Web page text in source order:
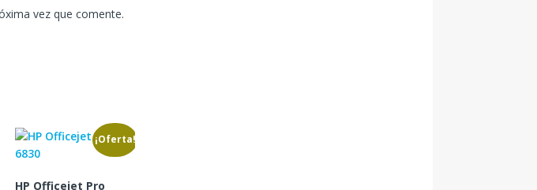
vez que comente.
¡Oferta!
HP Officejet Pro